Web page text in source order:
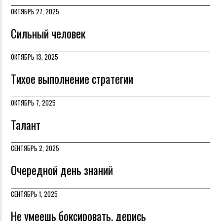
ОКТЯБРЬ 27, 2025
Сильный человек
ОКТЯБРЬ 13, 2025
Тихое выполнение стратегии
ОКТЯБРЬ 7, 2025
Талант
СЕНТЯБРЬ 2, 2025
Очередной день знаний
СЕНТЯБРЬ 1, 2025
Не умеешь боксировать, дерись